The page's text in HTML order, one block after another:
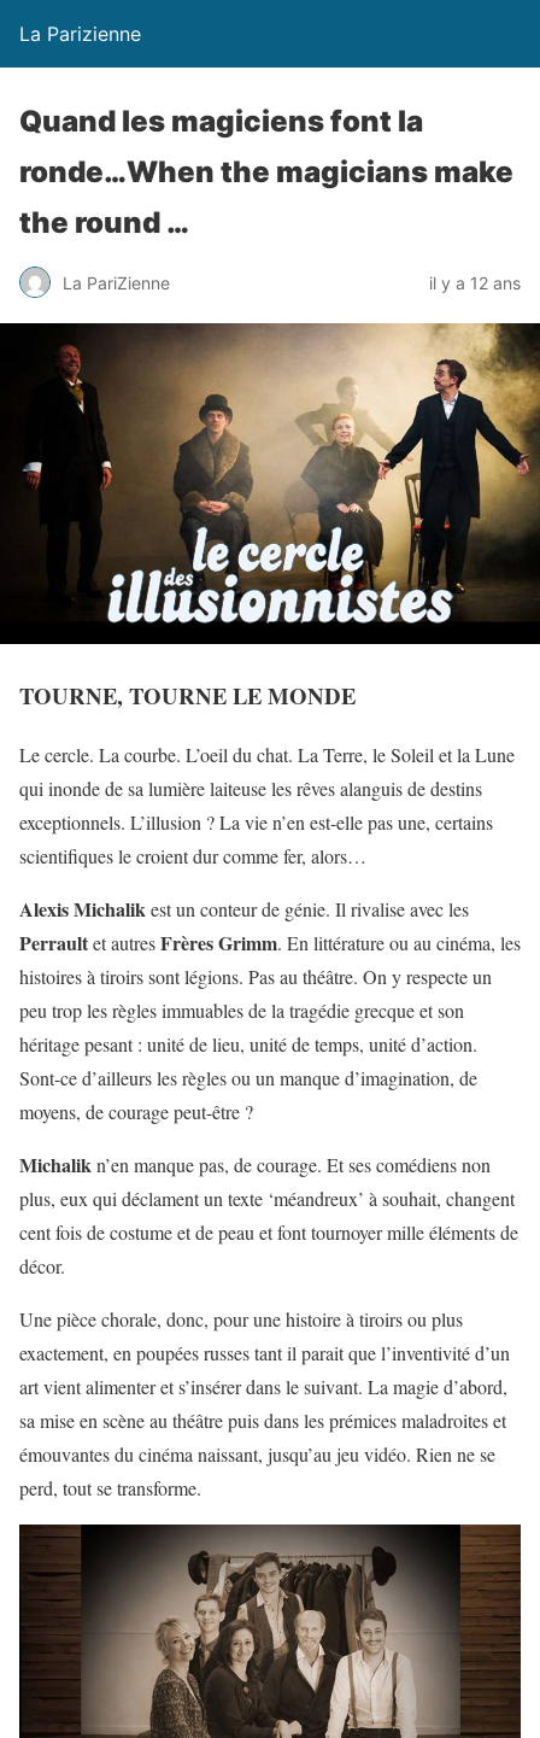
La Parizienne
Quand les magiciens font la
ronde…When the magicians make
the round …
La PariZienne il y a 12 ans
TOURNE, TOURNE LE MONDE
Le cercle. La courbe. L’oeil du chat. La Terre, le Soleil et la Lune
qui inonde de sa lumière laiteuse les rêves alanguis de destins
exceptionnels. L’illusion ? La vie n’en est-elle pas une, certains
scientifiques le croient dur comme fer, alors…
Alexis Michalikest un conteur de génie. Il rivalise avec les
Perraultet autresFrères Grimm. En littérature ou au cinéma, les
histoires à tiroirs sont légions. Pas au théâtre. On y respecte un
peu trop les règles immuables de la tragédie grecque et son
héritage pesant : unité de lieu, unité de temps, unité d’action.
Sont-ce d’ailleurs les règles ou un manque d’imagination, de
moyens, de courage peut-être ?
Michalikn’en manque pas, de courage. Et ses comédiens non
plus, eux qui déclament un texte ‘méandreux’ à souhait, changent
cent fois de costume et de peau et font tournoyer mille éléments de
décor.
Une pièce chorale, donc, pour une histoire à tiroirs ou plus
exactement, en poupées russes tant il parait que l’inventivité d’un
art vient alimenter et s’insérer dans le suivant. La magie d’abord,
sa mise en scène au théâtre puis dans les prémices maladroites et
émouvantes du cinéma naissant, jusqu’au jeu vidéo. Rien ne se
perd, tout se transforme.